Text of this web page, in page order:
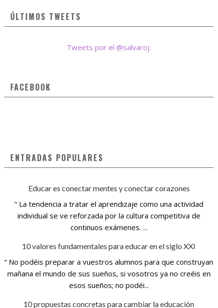
ÚLTIMOS TWEETS
Tweets por el @salvaroj.
FACEBOOK
ENTRADAS POPULARES
Educar es conectar mentes y conectar corazones
" La tendencia a tratar el aprendizaje como una actividad
individual se ve reforzada por la cultura competitiva de
continuos exámenes. ...
10 valores fundamentales para educar en el siglo XXI
“ No podéis preparar a vuestros alumnos para que construyan
mañana el mundo de sus sueños, si vosotros ya no creéis en
esos sueños; no podéi...
10 propuestas concretas para cambiar la educación